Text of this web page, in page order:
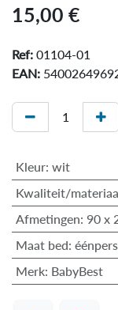
15,00 €
Ref: 01104-01
EAN:
Kleur: wit
Kwaliteit/
Afmetingen: 90 x
Maat bed:
Merk: BabyBest